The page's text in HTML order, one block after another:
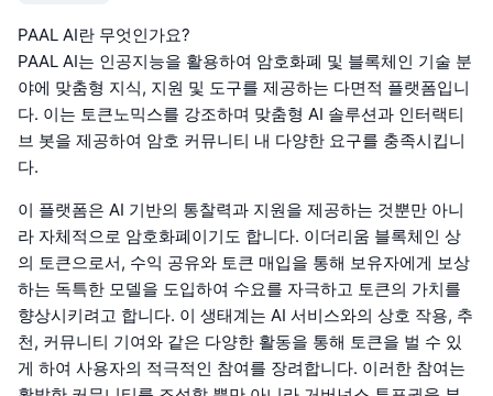
PAAL AI란 무엇인가요?
PAAL AI는 인공지능을 활용하여 암호화폐 및 블록체인 기술 분
야에 맞춤형 지식, 지원 및 도구를 제공하는 다면적 플랫폼입니
다. 이는 토큰노믹스를 강조하며 맞춤형 AI 솔루션과 인터랙티
브 봇을 제공하여 암호 커뮤니티 내 다양한 요구를 충족시킵니
다.
이 플랫폼은 AI 기반의 통찰력과 지원을 제공하는 것뿐만 아니
라 자체적으로 암호화폐이기도 합니다. 이더리움 블록체인 상
의 토큰으로서, 수익 공유와 토큰 매입을 통해 보유자에게 보상
하는 독특한 모델을 도입하여 수요를 자극하고 토큰의 가치를
향상시키려고 합니다. 이 생태계는 AI 서비스와의 상호 작용, 추
천, 커뮤니티 기여와 같은 다양한 활동을 통해 토큰을 벌 수 있
게 하여 사용자의 적극적인 참여를 장려합니다. 이러한 참여는